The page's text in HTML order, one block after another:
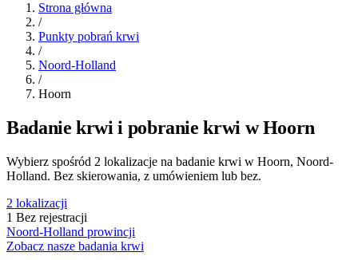
Strona główna
/
Punkty pobrań krwi
/
Noord-Holland
/
Hoorn
Badanie krwi i pobranie krwi w Hoorn
Wybierz spośród 2 lokalizacje na badanie krwi w Hoorn, Noord-
Holland. Bez skierowania, z umówieniem lub bez.
2 lokalizacji
1 Bez rejestracji
Noord-Holland prowincji
Zobacz nasze badania krwi